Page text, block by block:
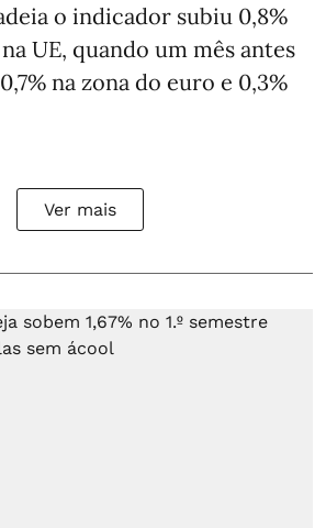
o indicador subiu 0,8%
UE, quando um mês antes
na zona do euro e 0,3%
Ver mais